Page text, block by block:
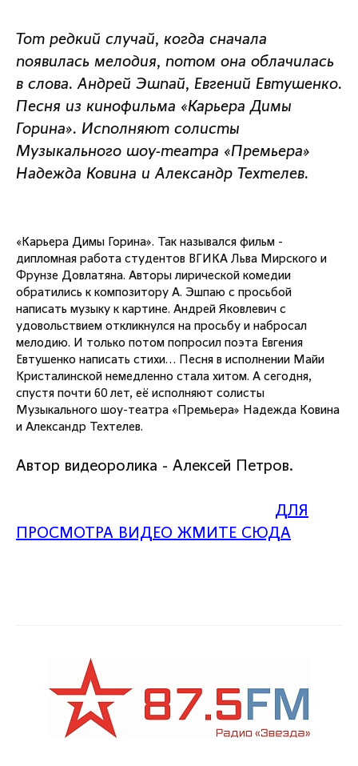
Тот редкий случай, когда сначала
появилась мелодия, потом она облачилась
в слова. Андрей Эшпай, Евгений Евтушенко.
Песня из кинофильма «Карьера Димы
Горина». Исполняют солисты
Музыкального шоу-театра «Премьера»
Надежда Ковина и Александр Техтелев.
«Карьера Димы Горина». Так назывался фильм -
дипломная работа студентов ВГИКА Льва Мирского и
Фрунзе Довлатяна. Авторы лирической комедии
обратились к композитору А. Эшпаю с просьбой
написать музыку к картине. Андрей Яковлевич с
удовольствием откликнулся на просьбу и набросал
мелодию. И только потом попросил поэта Евгения
Евтушенко написать стихи... Песня в исполнении Майи
Кристалинской немедленно стала хитом. А сегодня,
спустя почти 60 лет, её исполняют солисты
Музыкального шоу-театра «Премьера» Надежда Ковина
и Александр Техтелев.
Автор видеоролика - Алексей Петров.
ДЛЯ
ПРОСМОТРА ВИДЕО ЖМИТЕ СЮДА